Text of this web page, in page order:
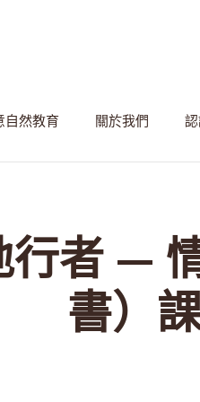
自然教育 關於我們
行者 —
書）